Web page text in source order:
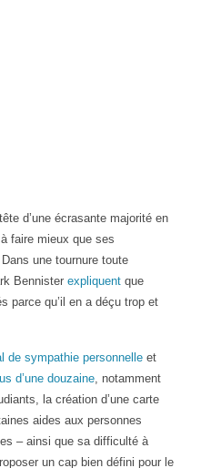
d’une écrasante majorité en
faire mieux que ses
une tournure toute
Bennister expliquent que
parce qu’il en a déçu trop et
de sympathie personnelle et
d’une douzaine , notamment
la création d’une carte
aides aux personnes
– ainsi que sa difficulté à
un cap bien défini pour le